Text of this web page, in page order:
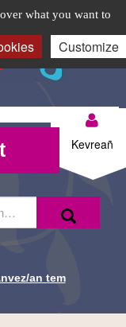
what you want to
Customize
Kevreañ
an tem